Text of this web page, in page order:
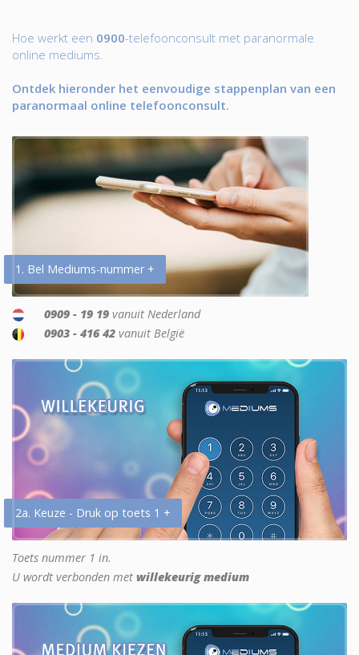
Hoe werkt een 0900-telefoonconsult met paranormale
online mediums.
Ontdek hieronder het eenvoudige stappenplan van een
paranormaal online telefoonconsult.
1. Bel Mediums-nummer +
0909 - 19 19 vanuit Nederland
0903 - 416 42 vanuit België
2a. Keuze - Druk op toets 1 +
Toets nummer 1 in.
U wordt verbonden met willekeurig medium